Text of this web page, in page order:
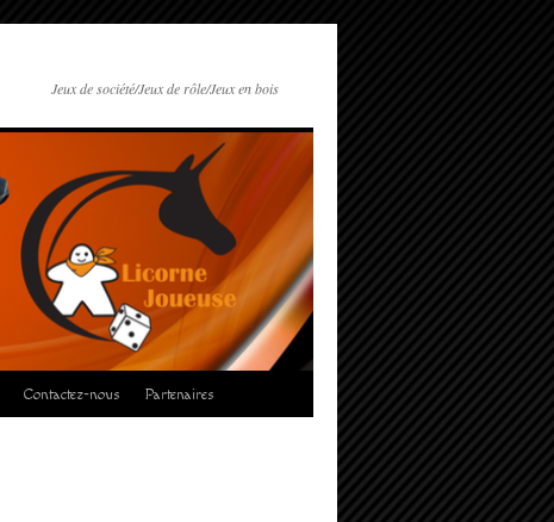
Jeux de société/Jeux de rôle/Jeux en bois
Contactez-nous Partenaires